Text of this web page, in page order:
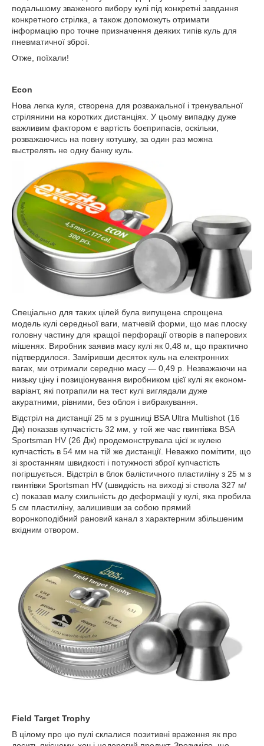
подальшому зваженого вибору кулі під конкретні завдання
конкретного стрілка, а також допоможуть отримати
інформацію про точне призначення деяких типів куль для
пневматичної зброї.
Отже, поїхали!
Econ
Нова легка куля, створена для розважальної і тренувальної
стрілянини на коротких дистанціях. У цьому випадку дуже
важливим фактором є вартість боєприпасів, оскільки,
розважаючись на повну котушку, за один раз можна
выстрелять не одну банку куль.
Спеціально для таких цілей була випущена спрощена
модель кулі середньої ваги, матчевій форми, що має плоску
головну частину для кращої перфорації отворів в паперових
мішенях. Виробник заявив масу кулі як 0,48 м, що практично
підтвердилося. Заміривши десяток куль на електронних
вагах, ми отримали середню масу — 0,49 р. Незважаючи на
низьку ціну і позиціонування виробником цієї кулі як економ-
варіант, які потрапили на тест кулі виглядали дуже
акуратними, рівними, без облоя і вибракування.
Відстріл на дистанції 25 м з рушниці BSA Ultra Multishot (16
Дж) показав купчастість 32 мм, у той же час гвинтівка BSA
Sportsman HV (26 Дж) продемонструвала цієї ж кулею
купчастість в 54 мм на тій же дистанції. Неважко помітити, що
зі зростанням швидкості і потужності зброї купчастість
погіршується. Відстріл в блок балістичного пластиліну з 25 м з
гвинтівки Sportsman HV (швидкість на виході зі ствола 327 м/
с) показав малу схильність до деформації у кулі, яка пробила
5 см пластиліну, залишивши за собою прямий
воронкоподібний рановий канал з характерним збільшеним
вхідним отвором.
Field Target Trophy
В цілому про цю пулі склалися позитивні враження як про